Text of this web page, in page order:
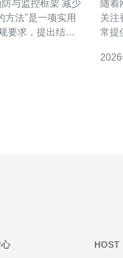
与监控框架 减少
方法"是一项实用
要求，提出结构
随着
关注
常提
角度
HOST